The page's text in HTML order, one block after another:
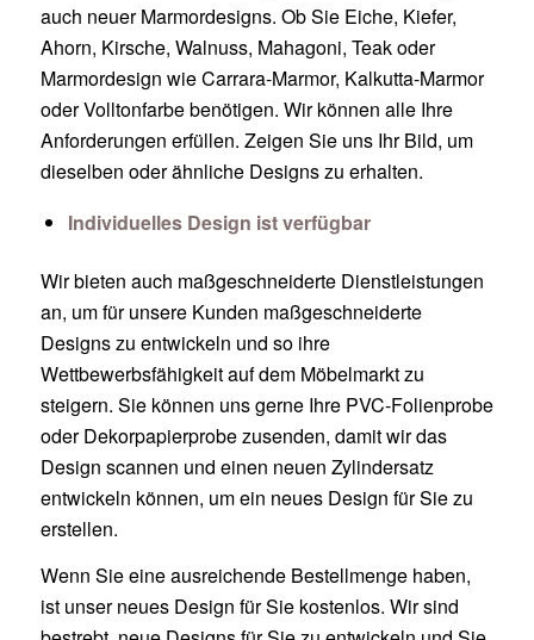
auch neuer Marmordesigns. Ob Sie Eiche, Kiefer,
Ahorn, Kirsche, Walnuss, Mahagoni, Teak oder
Marmordesign wie Carrara-Marmor, Kalkutta-Marmor
oder Volltonfarbe benötigen. Wir können alle Ihre
Anforderungen erfüllen. Zeigen Sie uns Ihr Bild, um
dieselben oder ähnliche Designs zu erhalten.
Individuelles Design ist verfügbar
Wir bieten auch maßgeschneiderte Dienstleistungen
an, um für unsere Kunden maßgeschneiderte
Designs zu entwickeln und so ihre
Wettbewerbsfähigkeit auf dem Möbelmarkt zu
steigern. Sie können uns gerne Ihre PVC-Folienprobe
oder Dekorpapierprobe zusenden, damit wir das
Design scannen und einen neuen Zylindersatz
entwickeln können, um ein neues Design für Sie zu
erstellen.
Wenn Sie eine ausreichende Bestellmenge haben,
ist unser neues Design für Sie kostenlos. Wir sind